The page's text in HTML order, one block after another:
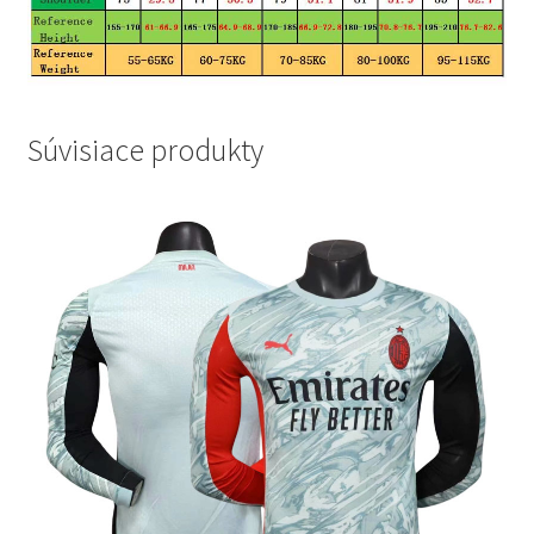
Súvisiace produkty